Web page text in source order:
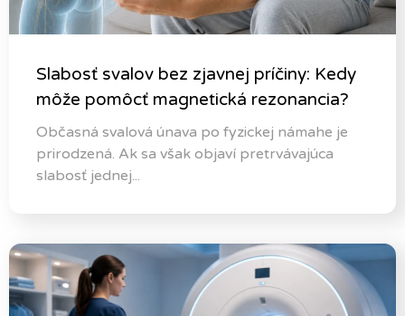
Slabosť svalov bez zjavnej príčiny: Kedy
môže pomôcť magnetická rezonancia?
Občasná svalová únava po fyzickej námahe je
prirodzená. Ak sa však objaví pretrvávajúca
slabosť jednej...